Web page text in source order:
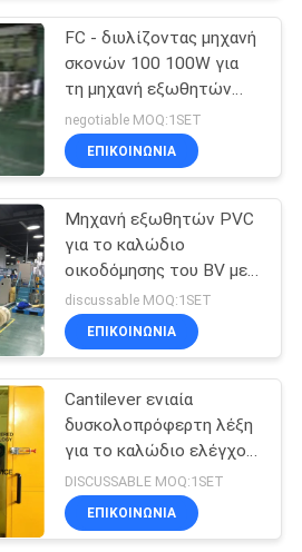
μηχανή
88
καλωδίων
39
FC - διυλίζοντας μηχανή
σκονών 100 100W για
τη μηχανή εξωθητών
PVC
negotiable MOQ:1SET
ΕΠΙΚΟΙΝΩΝΊΑ
Μηχανή εξωθητών PVC
για το καλώδιο
οικοδόμησης του BV με
την κύρια μηχανή 45 70
εξωθητών έγχυση
discussable MOQ:1SET
ΕΠΙΚΟΙΝΩΝΊΑ
Cantilever ενιαία
δυσκολοπρόφερτη λέξη
για το καλώδιο ελέγχου
στοιχείων με τον
ανώτατο μετρητή 15mm
Dia συστροφής
DISCUSSABLE MOQ:1SET
ΕΠΙΚΟΙΝΩΝΊΑ